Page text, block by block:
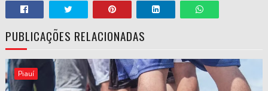
PUBLICAÇÕES RELACIONADAS
Piauí